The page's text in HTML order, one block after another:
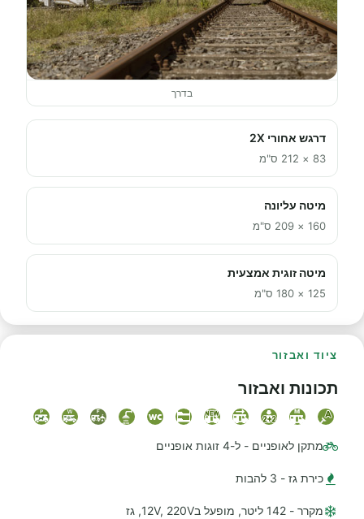
בדרך
דרגש אחורי 2X
83 × 212 ס"מ
מיטה עליונה
160 × 209 ס"מ
מיטה זוגית אמצעית
125 × 180 ס"מ
ציוד ואבזור
תכונות ואבזור
מתקן לאופניים - ל-4 זוגות אופניים
כירת גז - 3 להבות
מקרר - 142 ליטר, מופעל ב12V, 220V, גז